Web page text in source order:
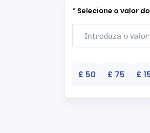
* Selecione o valor
£ 50 £ 75 £